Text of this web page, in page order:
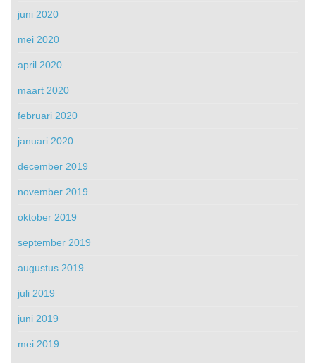
juni 2020
mei 2020
april 2020
maart 2020
februari 2020
januari 2020
december 2019
november 2019
oktober 2019
september 2019
augustus 2019
juli 2019
juni 2019
mei 2019